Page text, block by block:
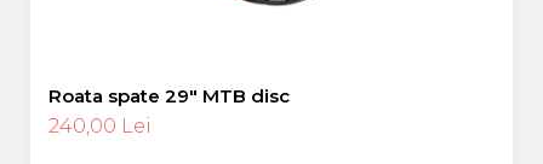
Roata spate 29″ MTB disc
240,00 Lei